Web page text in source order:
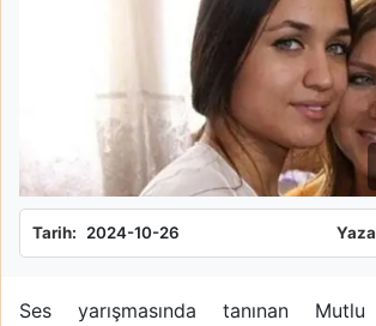
Tarih: 2024-10-26
Ses yarışmasında tanınan